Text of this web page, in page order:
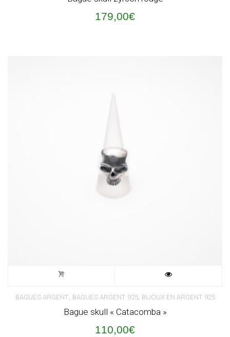
179,00€
BAGUES ARGENT, BAGUES ARGENT 925, BIJOUX EN ARGENT 925
Bague skull « Catacomba »
110,00€